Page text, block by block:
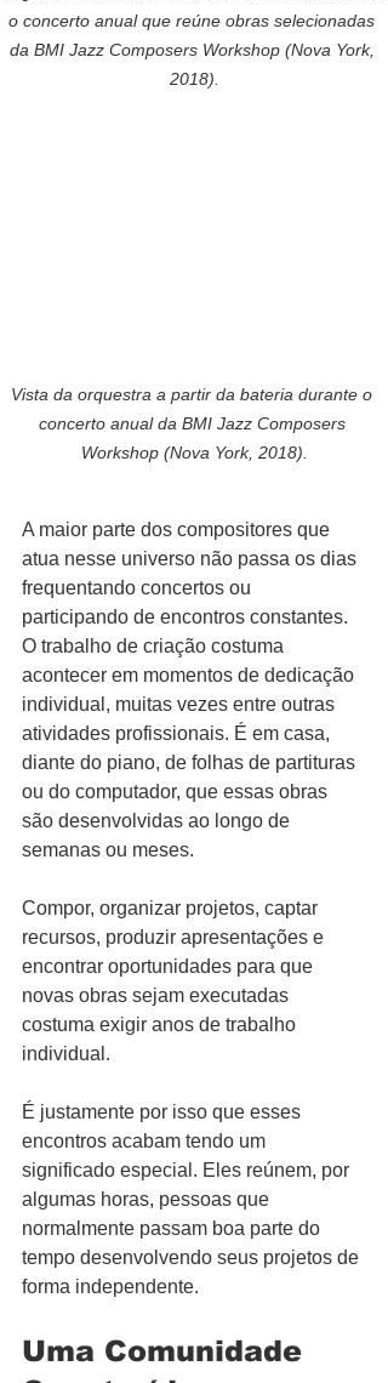
o concerto anual que reúne obras selecionadas
da BMI Jazz Composers Workshop (Nova York,
2018).
Vista da orquestra a partir da bateria durante o
concerto anual da BMI Jazz Composers
Workshop (Nova York, 2018).
A maior parte dos compositores que
atua nesse universo não passa os dias
frequentando concertos ou
participando de encontros constantes.
O trabalho de criação costuma
acontecer em momentos de dedicação
individual, muitas vezes entre outras
atividades profissionais. É em casa,
diante do piano, de folhas de partituras
ou do computador, que essas obras
são desenvolvidas ao longo de
semanas ou meses.
Compor, organizar projetos, captar
recursos, produzir apresentações e
encontrar oportunidades para que
novas obras sejam executadas
costuma exigir anos de trabalho
individual.
É justamente por isso que esses
encontros acabam tendo um
significado especial. Eles reúnem, por
algumas horas, pessoas que
normalmente passam boa parte do
tempo desenvolvendo seus projetos de
forma independente.
Uma Comunidade